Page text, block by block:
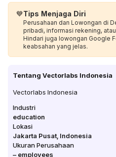
💙Tips Menjaga Diri
Perusahaan dan Lowongan di
pribadi, informasi rekening,
Hindari juga lowongan Google
keabsahan yang jelas.
Tentang Vectorlabs Indonesia
Vectorlabs Indonesia
Industri
education
Lokasi
Jakarta Pusat Indonesia
Ukuran Perusahaan
– employees